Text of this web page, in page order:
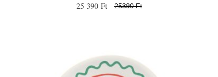
25 390 Ft 25390 Ft